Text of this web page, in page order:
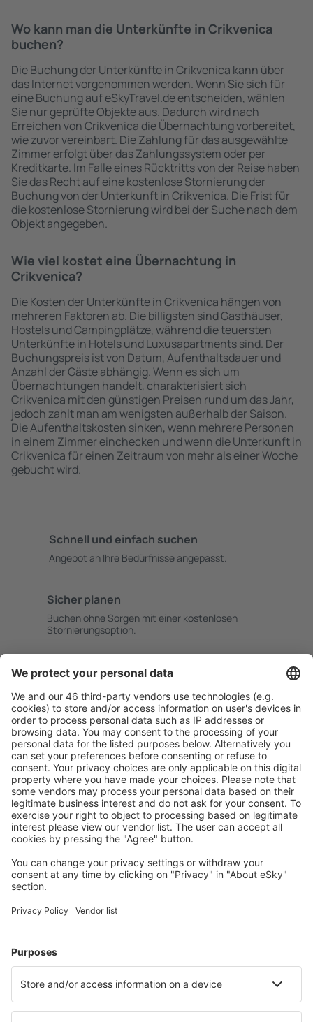
Wo kann man die Unterkünfte in Crikvenica
buchen?
Die Buchung der Unterkünfte in Crikvenica kann über
das Internet vorgenommen werden. Wenn Sie sich für
eine Buchung auf eSkyTravel.de entscheiden, wählen
Sie nur geprüfte Objekte aus. Dadurch wird nach
Erreichen von Crikvenica die Übernachtung vorbereitet,
wie zuvor vereinbart. Die Zahlung für das ausgewählte
Zimmer erfolgt über das Zahlungssystem oder per
Kreditkarte. Im Falle eines Rücktritts von der Reise haben
Sie das Recht auf eine kostenlose Stornierung der
Buchung von der Unterkunft in Crikvenica. Die Frist für
die kostenlose Stornierung wird bei der Suche nach dem
Objekt angegeben.
Wie viel kostet eine Übernachtung in
Crikvenica?
Die Kosten der Unterkünfte in Crikvenica hängen von
mehreren Faktoren ab. Die billigsten sind Gasthäuser,
Hostels und Campingplätze, während die teuersten
Unterkünfte in Hotels und Luxusapartments sind. Der
Buchungspreis ist von Datum, Aufenthaltsdauer und
Anzahl der Gäste abhängig. Wenn es sich um
Übernachtungen handelt, charakterisiert sich
Crikvenica mit den günstigen Preisen rund um das Jahr,
jedoch zahlt man am wenigsten außerhalb der Saison.
Die Aufenthaltskosten sinken, wenn mehrere Personen
in einem Zimmer einchecken und wenn die Unterkunft in
Crikvenica für einen Zeitraum von mehr als einer Woche
gebucht wird.
Schnell und einfach suchen
Angebot an Ihre Bedürfnisse angepasst.
Sicher planen
Buchen ohne Sorgen mit einer kostenlosen
Stornierungsoption.
Attraktive Preise und Spezialangebote für eingeloggte
Benutzer.
Unterkünfte, die Sie mögen
Wählen Sie aus über 1,3 Millionen Unterkünften: Hotels,
Hütten, Apartments und andere.
Meist gesuchte Unterkünfte von eSky Nutzern
Unterkünfte in Kroatien - Beliebte Städte
Unterkunft in Zadar Unterkunft in Pula
Unterkunft in Tkon Unterkunft in Vrbnik